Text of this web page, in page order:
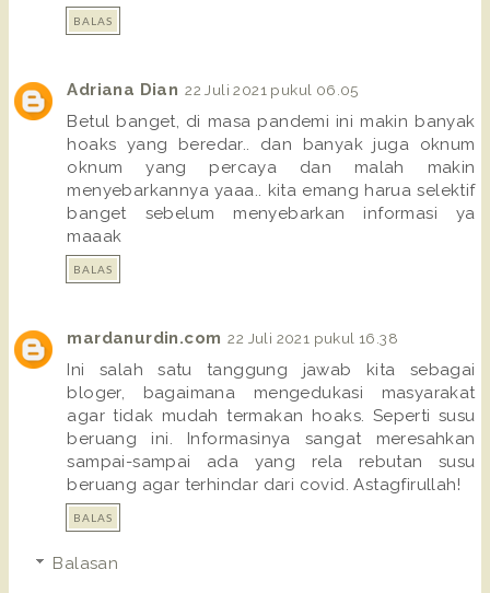
BALAS
Adriana Dian 22 Juli 2021 pukul 06.05
Betul banget, di masa pandemi ini makin banyak
hoaks yang beredar.. dan banyak juga oknum
oknum yang percaya dan malah makin
menyebarkannya yaaa.. kita emang harua selektif
banget sebelum menyebarkan informasi ya
maaak
BALAS
mardanurdin.com 22 Juli 2021 pukul 16.38
Ini salah satu tanggung jawab kita sebagai
bloger, bagaimana mengedukasi masyarakat
agar tidak mudah termakan hoaks. Seperti susu
beruang ini. Informasinya sangat meresahkan
sampai-sampai ada yang rela rebutan susu
beruang agar terhindar dari covid. Astagfirullah!
BALAS
Balasan